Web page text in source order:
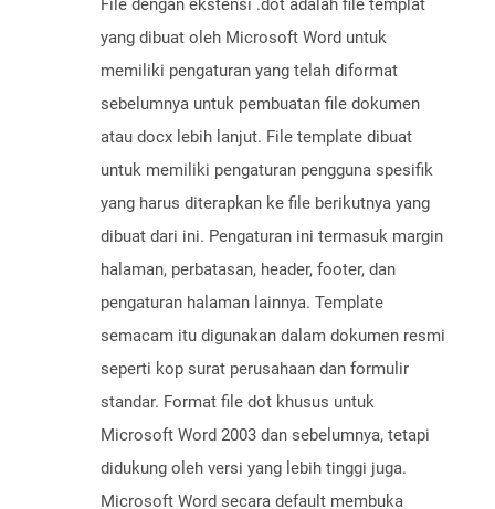
File dengan ekstensi .dot adalah file templat
yang dibuat oleh Microsoft Word untuk
memiliki pengaturan yang telah diformat
sebelumnya untuk pembuatan file dokumen
atau docx lebih lanjut. File template dibuat
untuk memiliki pengaturan pengguna spesifik
yang harus diterapkan ke file berikutnya yang
dibuat dari ini. Pengaturan ini termasuk margin
halaman, perbatasan, header, footer, dan
pengaturan halaman lainnya. Template
semacam itu digunakan dalam dokumen resmi
seperti kop surat perusahaan dan formulir
standar. Format file dot khusus untuk
Microsoft Word 2003 dan sebelumnya, tetapi
didukung oleh versi yang lebih tinggi juga.
Microsoft Word secara default membuka